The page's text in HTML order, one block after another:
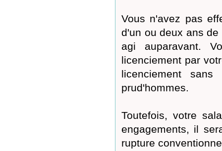
Vous n'avez pas
d'un ou deux ans
agi auparavant.
licenciement par
licenciement
prud'hommes.
Toutefois, votre
engagements, il
rupture